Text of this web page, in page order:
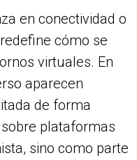
en conectividad o
cómo se
virtuales. En
aparecen
de forma
plataformas
sino como parte